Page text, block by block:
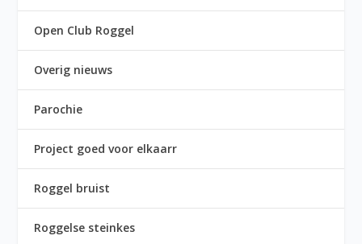
Open Club Roggel
Overig nieuws
Parochie
Project goed voor elkaarr
Roggel bruist
Roggelse steinkes